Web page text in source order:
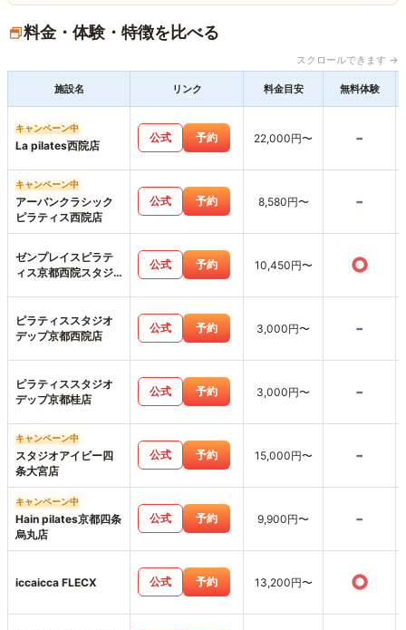
料金・体験・特徴を比べる
スクロールできます →
施設名 リンク 料金目安 無料体験
キャンペーン中
La pilates西院店
公式 予約 22,000円〜 -
キャンペーン中
アーバンクラシック
ピラティス西院店
公式 予約 8,580円〜 -
ゼンプレイスピラテ
ィス京都西院スタジ
公式 予約 10,450円〜 ○
ピラティススタジオ
デップ京都西院店
公式 予約 3,000円〜 -
ピラティススタジオ
デップ京都桂店
公式 予約 3,000円〜 -
キャンペーン中
スタジオアイビー四
条大宮店
公式 予約 15,000円〜 -
キャンペーン中
Hain pilates京都四条
烏丸店
公式 予約 9,900円〜 -
iccaicca FLECX 公式 予約 13,200円〜 ○